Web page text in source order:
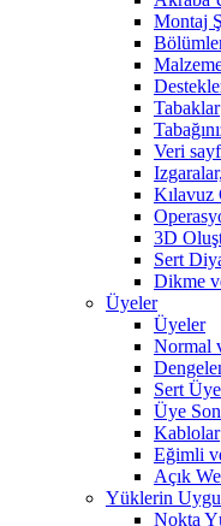
Montaj
Tabaklar
Veri
3D
Sert
Dikme
Üyeler
Üyeler
Normal
Sert
Üye
Kablolar
Eğimli
Açık
Yüklerin
Nokta